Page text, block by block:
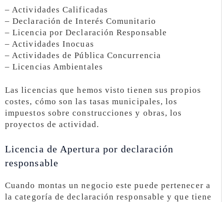
– Actividades Calificadas
– Declaración de Interés Comunitario
– Licencia por Declaración Responsable
– Actividades Inocuas
– Actividades de Pública Concurrencia
– Licencias Ambientales
Las licencias que hemos visto tienen sus propios
costes, cómo son las tasas municipales, los
impuestos sobre construcciones y obras, los
proyectos de actividad.
Licencia de Apertura por declaración
responsable
Cuando montas un negocio este puede pertenecer a
la categoría de declaración responsable y que tiene